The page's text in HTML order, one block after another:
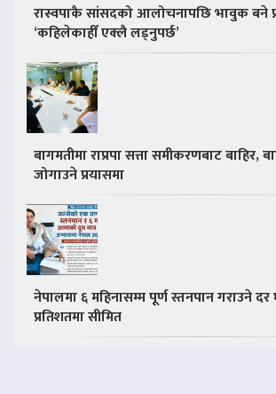
रास्वपाकै सांसदको आलोचनापछि भावुक बने
‘कहिलेकाहीँ एक्लै लड्नुपर्छ’
बागमतीमा राप्रपा सत्ता समीकरणबाट बाहिर,
जोगाउने प्रयासमा
नेपालमा ६ महिनासम्म पूर्ण स्तनपान गराउने
प्रतिशतमा सीमित